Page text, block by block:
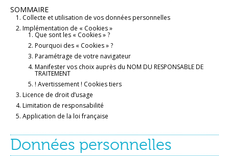
SOMMAIRE
Collecte et utilisation de vos données personnelles
Implémentation de « Cookies »
Que sont les « Cookies » ?
Pourquoi des « Cookies » ?
Paramétrage de votre navigateur
Manifester vos choix auprès du NOM DU RESPONSABLE DE
TRAITEMENT
! Avertissement ! Cookies tiers
Licence de droit d’usage
Limitation de responsabilité
Application de la loi française
Données personnelles